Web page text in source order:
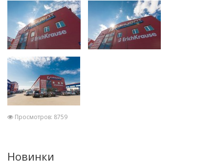
Просмотров: 8759
Новинки